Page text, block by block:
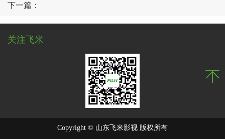
下一篇：
关注飞米
Copyright © 山东飞米影视 版权所有